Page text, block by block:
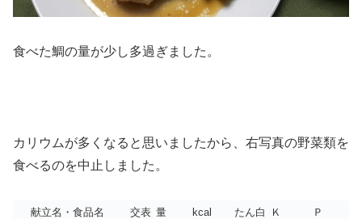
食べた鯛の量が少し多過ぎました。
カリウムが多くなると思いましたから、右写真の野菜類を
食べるのを中止しました。
献立名・食品名 交表 量 kcal たん白 Ｋ Ｐ